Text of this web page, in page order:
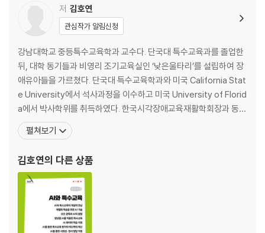
저 김호연
관심작가 알림신청
강남대학교 중등특수교육학과 교수다. 단국대 특수교육과를 졸업한
뒤, 대학 동기들과 비영리 조기교육실인 ‘낮은울타리’를 설립하여 장
애유아들을 가르쳤다. 단국대 특수교육학과와 미국 California Stat
e University에서 석사과정을 이수하고 미국 University of Florid
a에서 박사학위를 취득하였다. 한국시각장애교육재활학회장과 동탄
장애아동재활센터장을 역임하였고, 현재 한국장애인평생교육연구
소 이사장으로 일하고 있다. 국제 시각장애인 보행훈련전문가 과정을
스를 제공한 바 있으며, 현대자동차 연구진들과 시
펼쳐보기
김호연의 다른 상품